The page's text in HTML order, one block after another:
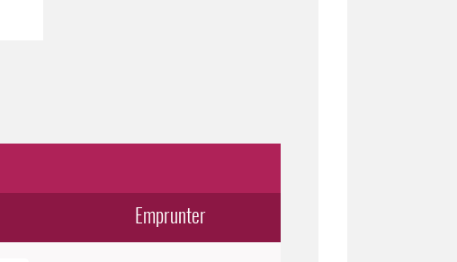
Emprunter